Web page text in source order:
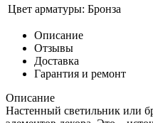
Цвет арматуры: Бронза
Описание
Отзывы
Доставка
Гарантия и ремонт
Описание
Настенный светильник или